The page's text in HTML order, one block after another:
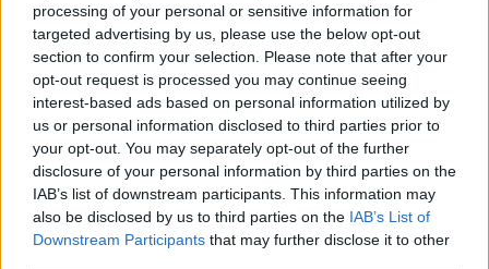
processing of your personal or sensitive information for
targeted advertising by us, please use the below opt-out
section to confirm your selection. Please note that after your
opt-out request is processed you may continue seeing
interest-based ads based on personal information utilized by
us or personal information disclosed to third parties prior to
your opt-out. You may separately opt-out of the further
disclosure of your personal information by third parties on the
IAB’s list of downstream participants. This information may
also be disclosed by us to third parties on the IAB’s List of
Downstream Participants that may further disclose it to other
che includano uno o più link a siti esterni verranno rimossi in automatico dal
sistema.